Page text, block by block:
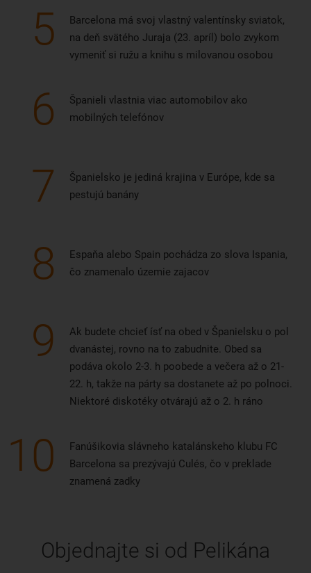
5
Barcelona má svoj vlastný valentínsky sviatok,
na deň svätého Juraja (23. apríl) bolo zvykom
vymeniť si ružu a knihu s milovanou osobou
6
Španieli vlastnia viac automobilov ako
mobilných telefónov
7
Španielsko je jediná krajina v Európe, kde sa
pestujú banány
8
Espaňa alebo Spain pochádza zo slova Ispania,
čo znamenalo územie zajacov
9
Ak budete chcieť ísť na obed v Španielsku o pol
dvanástej, rovno na to zabudnite. Obed sa
podáva okolo 2-3. h poobede a večera až o 21-
22. h, takže na párty sa dostanete až po polnoci.
Niektoré diskotéky otvárajú až o 2. h ráno
10
Fanúšikovia slávneho katalánskeho klubu FC
Barcelona sa prezývajú Culés, čo v preklade
znamená zadky
Objednajte si od Pelikána